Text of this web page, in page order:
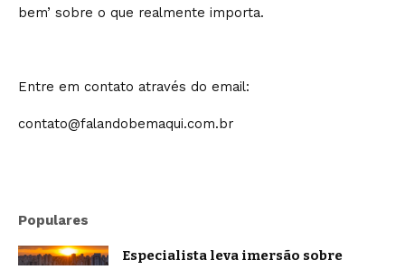
bem’ sobre o que realmente importa.
Entre em contato através do email:
contato@falandobemaqui.com.br
Populares
Especialista leva imersão sobre